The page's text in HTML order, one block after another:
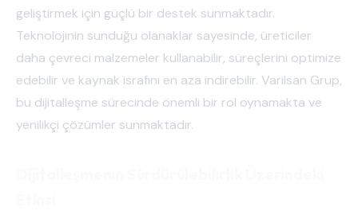
geliştirmek için güçlü bir destek sunmaktadır.
Teknolojinin sunduğu olanaklar sayesinde, üreticiler
daha çevreci malzemeler kullanabilir, süreçlerini optimize
edebilir ve kaynak israfını en aza indirebilir. Varilsan Grup,
bu dijitalleşme sürecinde önemli bir rol oynamakta ve
yenilikçi çözümler sunmaktadır.